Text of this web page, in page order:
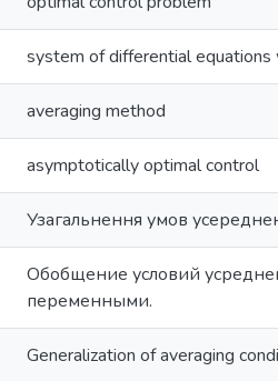
system of differential
averaging method
asymptotically optimal control
Узагальнення умов
Обобщение условий
переменными.
Generalization of averaging